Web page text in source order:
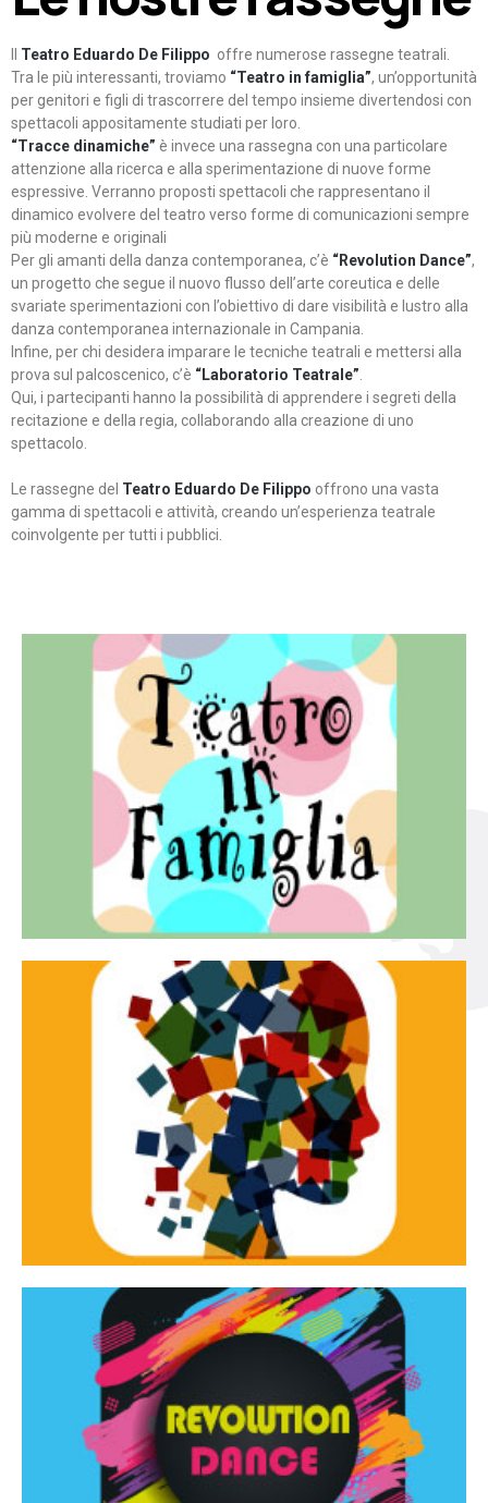
Teatro Eduardo De Filippo offre numerose rassegne teatrali.
Tra le più interessanti, troviamo “Teatro in famiglia”, un’opportunità
per genitori e figli di trascorrere del tempo insieme divertendosi con
spettacoli appositamente studiati per loro.
“Tracce dinamiche” è invece una rassegna con una particolare
attenzione alla ricerca e alla sperimentazione di nuove forme
espressive. Verranno proposti spettacoli che rappresentano il
dinamico evolvere del teatro verso forme di comunicazioni sempre
più moderne e originali
Per gli amanti della danza contemporanea, c’è “Revolution Dance”,
un progetto che segue il nuovo flusso dell’arte coreutica e delle
svariate sperimentazioni con l’obiettivo di dare visibilità e lustro alla
danza contemporanea internazionale in Campania.
Infine, per chi desidera imparare le tecniche teatrali e mettersi alla
prova sul palcoscenico, c’è “Laboratorio Teatrale”
Qui, i partecipanti hanno la possibilità di apprendere i segreti della
recitazione e della regia, collaborando alla creazione di uno
spettacolo.
Le rassegne del Teatro Eduardo De Filippo offrono una vasta
gamma di spettacoli e attività, creando un’esperienza teatrale
coinvolgente per tutti i pubblici.
Teatro in famiglia
Teatro In Famiglia è una rassegna di teatro concepita
per far condividere e godere del teatro all’intera
famiglia.
Continua
Tracce dinamiche
Tracce Dinamiche è una rassegna di teatro
d’innovazione e sperimentale.
Continua
Revolution Dance
Rassegna di danza contemporanea – I Edizione